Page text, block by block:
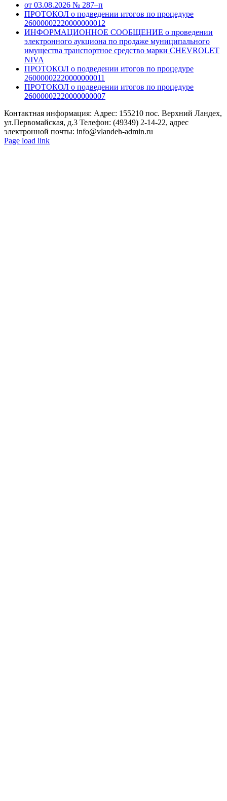
от 03.08.2026 № 287–п
ПРОТОКОЛ о подведении итогов по процедуре
26000002220000000012
ИНФОРМАЦИОННОЕ СООБЩЕНИЕ о проведении
электронного аукциона по продаже муниципального
имущества транспортное средство марки CHEVROLET
NIVA
ПРОТОКОЛ о подведении итогов по процедуре
26000002220000000011
ПРОТОКОЛ о подведении итогов по процедуре
26000002220000000007
Контактная информация: Адрес: 155210 пос. Верхний Ландех,
ул.Первомайская, д.3 Телефон: (49349) 2-14-22, адрес
электронной почты: info@vlandeh-admin.ru
Page load link